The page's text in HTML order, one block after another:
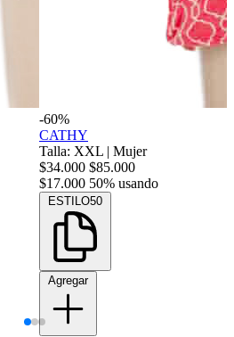
-60%
CATHY
Talla: XXL | Mujer
$34.000 $85.000
$17.000 50% usando
ESTILO50
Agregar